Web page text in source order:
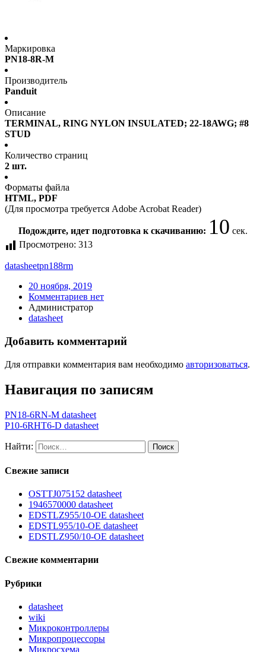
Маркировка
PN18-8R-M
Производитель
Panduit
Описание
TERMINAL, RING NYLON INSULATED; 22-18AWG; #8
STUD
Количество страниц
2 шт.
Форматы файла
HTML, PDF
(Для просмотра требуется Adobe Acrobat Reader)
Подождите, идет подготовка к скачиванию: 10 сек.
Просмотрено: 313
datasheetpn188rm
20 ноября, 2019
Комментариев нет
Администратор
datasheet
Добавить комментарий
Для отправки комментария вам необходимо авторизоваться.
Навигация по записям
PN18-6RN-M datasheet
P10-6RHT6-D datasheet
Найти:
Свежие записи
OSTTJ075152 datasheet
1946570000 datasheet
EDSTLZ955/10-OE datasheet
EDSTL955/10-OE datasheet
EDSTLZ950/10-OE datasheet
Свежие комментарии
Рубрики
datasheet
wiki
Микроконтроллеры
Микропроцессоры
Микросхема